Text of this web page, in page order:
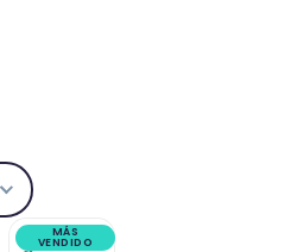
MÁS
VENDIDO